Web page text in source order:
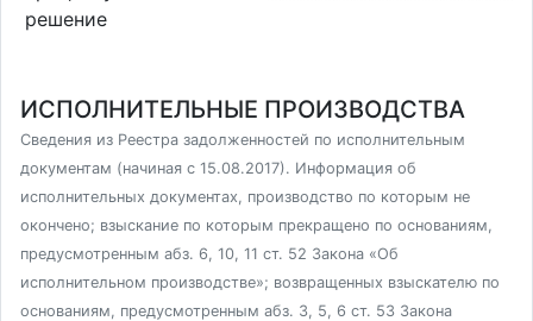
решение
ИСПОЛНИТЕЛЬНЫЕ ПРОИЗВОДСТВА
Сведения из Реестра задолженностей по исполнительным
документам (начиная с 15.08.2017). Информация об
исполнительных документах, производство по которым не
окончено; взыскание по которым прекращено по основаниям,
предусмотренным абз. 6, 10, 11 ст. 52 Закона «Об
исполнительном производстве»; возвращенных взыскателю по
основаниям, предусмотренным абз. 3, 5, 6 ст. 53 Закона